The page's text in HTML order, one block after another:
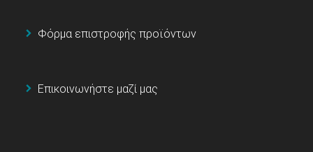
Φόρμα επιστροφής προϊόντων
Επικοινωνήστε μαζί μας